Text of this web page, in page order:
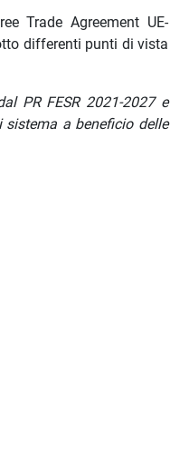
Trade Agreement UE-
differenti punti di vista
PR FESR 2021-2027 e
a beneficio delle